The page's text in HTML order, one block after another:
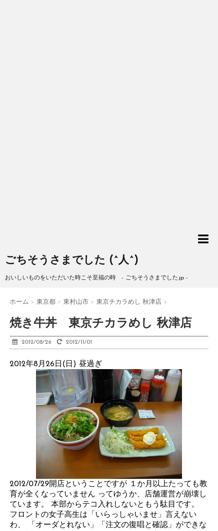
ごちそうさまでした (^人^)
おいしいものをいただいた時こそ至福の時 - ごちそうさまでした.jp -
ホーム > 東京都 > 東村山市 > 東京チカラめし 秋津店 >
焼き牛丼 東京チカラめし 秋津店
2012/08/26 2012/11/01
2012年8月26日(日) 昼過ぎ
2012/07/29開店ということですが １か月以上たっても教
育が全くなっていません ってゆうか、店舗運営が崩壊し
ています。 本部からテコ入れしないともう駄目です。
フロントの女子高生は「いらっしゃいませ」言えない
わ、 「オーダとれない」「注文の復唱と確認」ができな